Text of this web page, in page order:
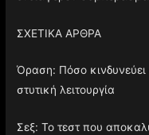
ΣΧΕΤΙΚΑ ΑΡΘΡΑ
Όραση: Πόσο κινδυνεύει
στυτική λειτουργία
Σεξ: Το τεστ που